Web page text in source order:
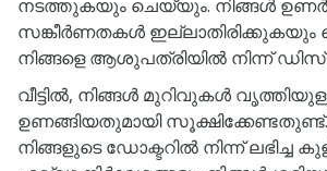
നടത്തുകയും ചെയ്യും. നിങ്ങൾ
സങ്കീർണതകൾ ഇല്ലാതിരിക്കുകയും
നിങ്ങളെ ആശുപത്രിയിൽ നിന്ന്
വീട്ടിൽ, നിങ്ങൾ മുറിവുകൾ
ഉണങ്ങിയതുമായി സൂക്ഷിക്കേണ്ടതുണ്ട്.
നിങ്ങളുടെ ഡോക്ടറിൽ നിന്ന് ലഭിച്ച